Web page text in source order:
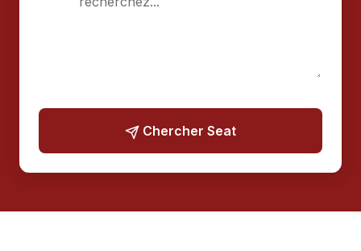
Chercher Seat